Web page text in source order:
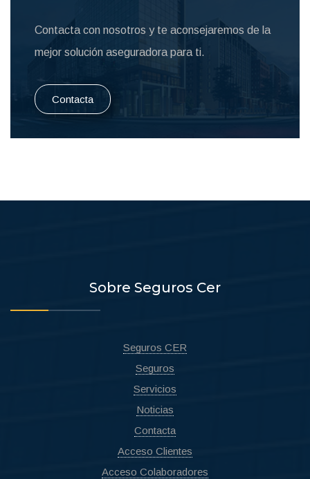
Contacta con nosotros y te aconsejaremos de la
mejor solución aseguradora para ti.
Contacta
Sobre Seguros Cer
Seguros CER
Seguros
Servicios
Noticias
Contacta
Acceso Clientes
Acceso Colaboradores